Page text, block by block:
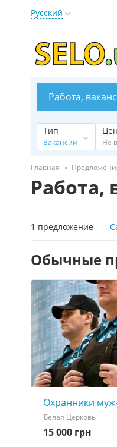
Русский
Работа,
Тип
Вакансии Не
Главная
Работа,
1 предложение
Обычные
Охранники
Белая Церковь
15 000 грн